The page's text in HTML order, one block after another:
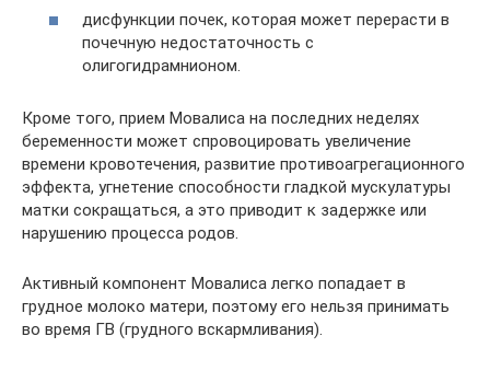
дисфункции почек, которая может перерасти в
почечную недостаточность с
олигогидрамнионом.
Кроме того, прием Мовалиса на последних неделях
беременности может спровоцировать увеличение
времени кровотечения, развитие противоагрегационного
эффекта, угнетение способности гладкой мускулатуры
матки сокращаться, а это приводит к задержке или
нарушению процесса родов.
Активный компонент Мовалиса легко попадает в
грудное молоко матери, поэтому его нельзя принимать
во время ГВ (грудного вскармливания).